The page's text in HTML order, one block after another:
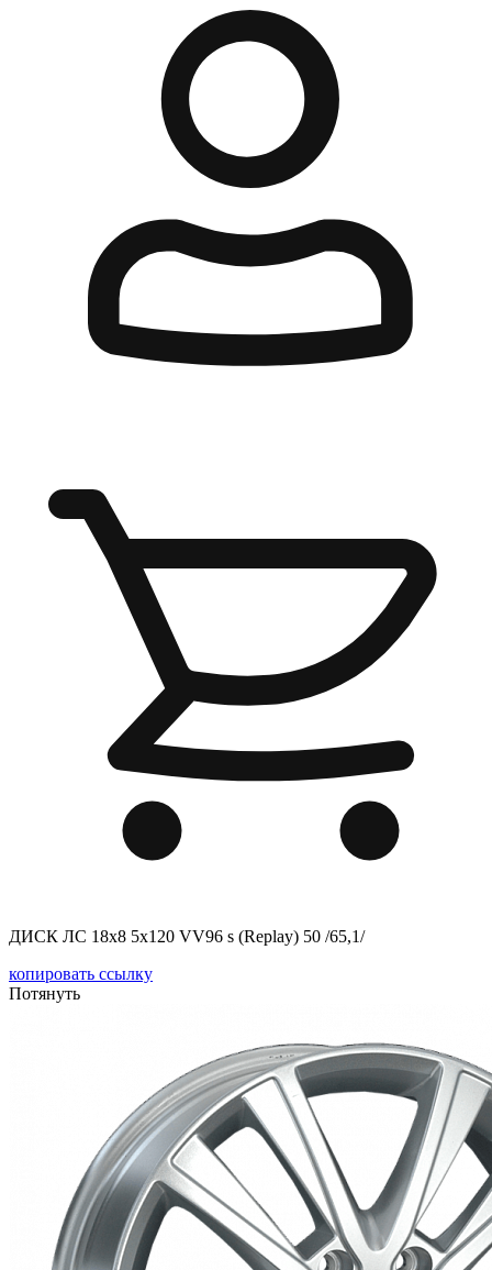
ДИСК ЛС 18x8 5x120 VV96 s (Replay) 50 /65,1/
копировать ссылку
Потянуть